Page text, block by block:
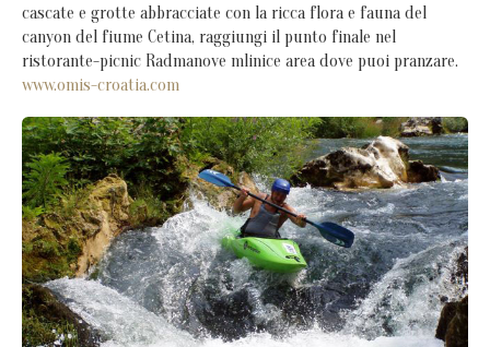
cascate e grotte abbracciate con la ricca flora e fauna del
canyon del fiume Cetina, raggiungi il punto finale nel
ristorante-picnic Radmanove mlinice area dove puoi pranzare.
www.omis-croatia.com